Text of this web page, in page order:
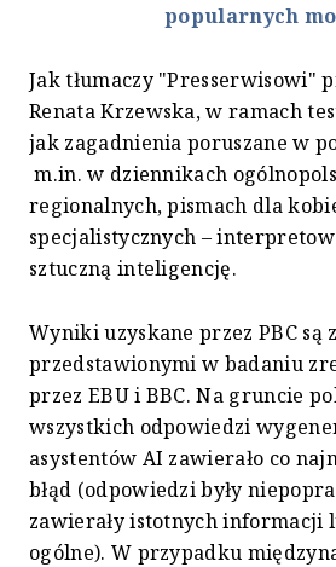
popularnych
Jak tłumaczy "Presserwisowi"
Renata Krzewska, w ramach
jak zagadnienia poruszane w
m.in. w dziennikach
regionalnych, pismach dla
specjalistycznych –
sztuczną inteligencję.
Wyniki uzyskane przez PBC są
przedstawionymi w badaniu
przez EBU i BBC. Na gruncie
wszystkich odpowiedzi
asystentów AI zawierało co
błąd (odpowiedzi były
zawierały istotnych informacji
ogólne). W przypadku